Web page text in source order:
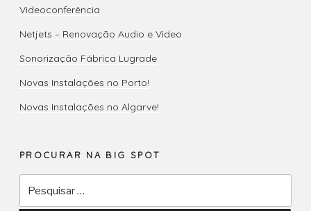
Videoconferência
Netjets – Renovação Audio e Video
Sonorização Fábrica Lugrade
Novas Instalações no Porto!
Novas Instalações no Algarve!
PROCURAR NA BIG SPOT
por: